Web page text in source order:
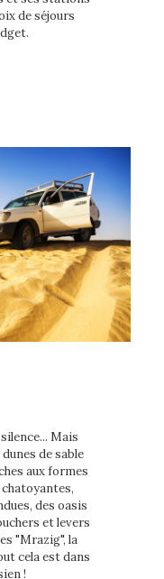
de séjours
Mais
de sable
aux formes
des oasis
et levers
"Mrazig", la
cela est dans
!